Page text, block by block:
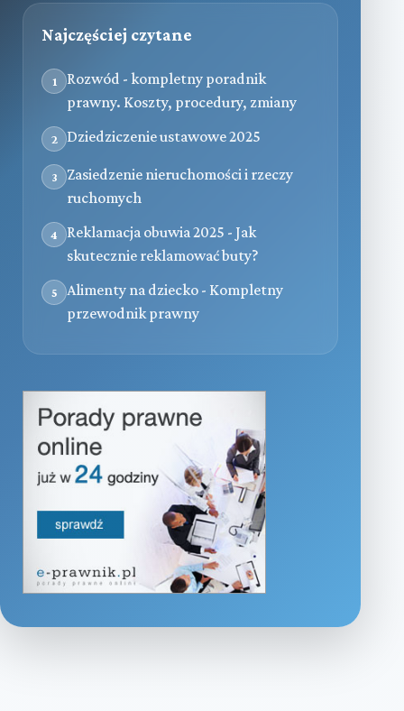
Najczęściej czytane
1
Rozwód - kompletny poradnik
prawny. Koszty, procedury, zmiany
2 Dziedziczenie ustawowe 2025
3
Zasiedzenie nieruchomości i rzeczy
ruchomych
4
Reklamacja obuwia 2025 - Jak
skutecznie reklamować buty?
5
Alimenty na dziecko - Kompletny
przewodnik prawny